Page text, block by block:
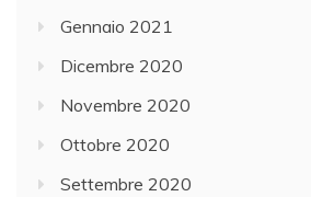
Gennaio 2021
Dicembre 2020
Novembre 2020
Ottobre 2020
Settembre 2020